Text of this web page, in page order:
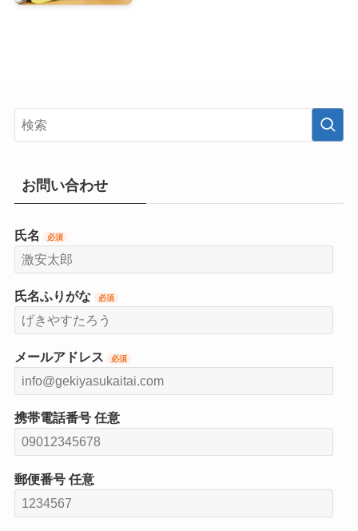
お問い合わせ
氏名 必須
氏名ふりがな 必須
メールアドレス 必須
携帯電話番号 任意
郵便番号 任意